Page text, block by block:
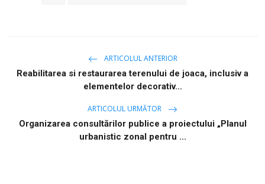
ARTICOLUL ANTERIOR
Reabilitarea si restaurarea terenului de joaca, inclusiv a
elementelor decorativ...
ARTICOLUL URMĂTOR
Organizarea consultărilor publice a proiectului „Planul
urbanistic zonal pentru ...